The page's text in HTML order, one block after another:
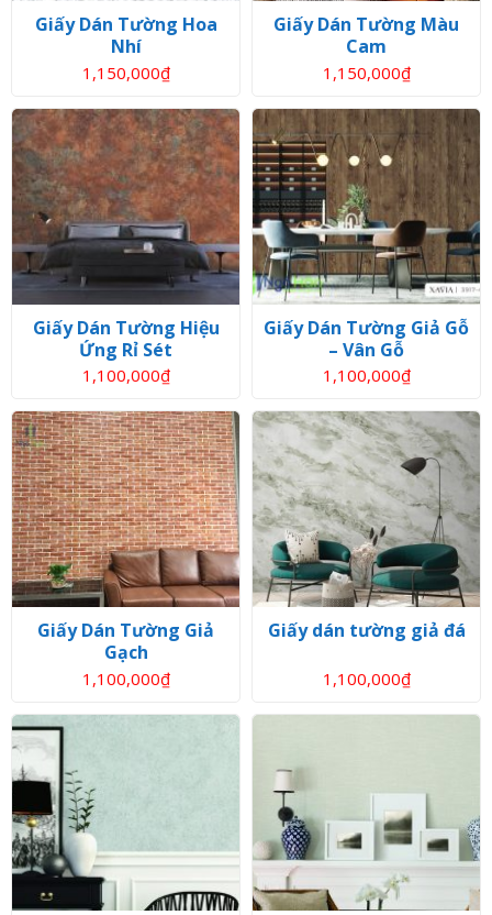
Giấy Dán Tường Hoa
Nhí
1,150,000₫
Giấy Dán Tường Màu
Cam
1,150,000₫
Giấy Dán Tường Hiệu
Ứng Rỉ Sét
1,100,000₫
Giấy Dán Tường Giả Gỗ
– Vân Gỗ
1,100,000₫
Giấy Dán Tường Giả
Gạch
1,100,000₫
Giấy dán tường giả đá
1,100,000₫